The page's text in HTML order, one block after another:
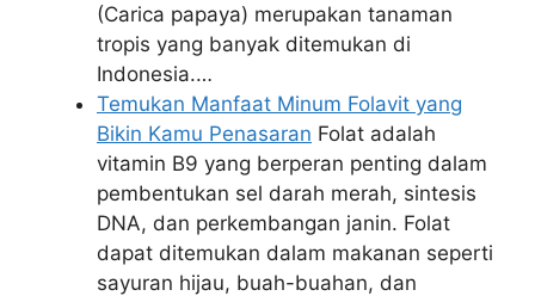
(Carica papaya) merupakan tanaman
tropis yang banyak ditemukan di
Indonesia.…
Temukan Manfaat Minum Folavit yang
Bikin Kamu Penasaran Folat adalah
vitamin B9 yang berperan penting dalam
pembentukan sel darah merah, sintesis
DNA, dan perkembangan janin. Folat
dapat ditemukan dalam makanan seperti
sayuran hijau, buah-buahan, dan